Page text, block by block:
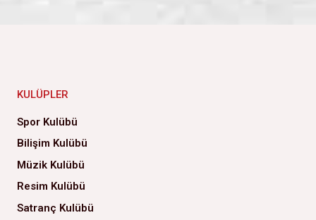
KULÜPLER
Spor Kulübü
Bilişim Kulübü
Müzik Kulübü
Resim Kulübü
Satranç Kulübü